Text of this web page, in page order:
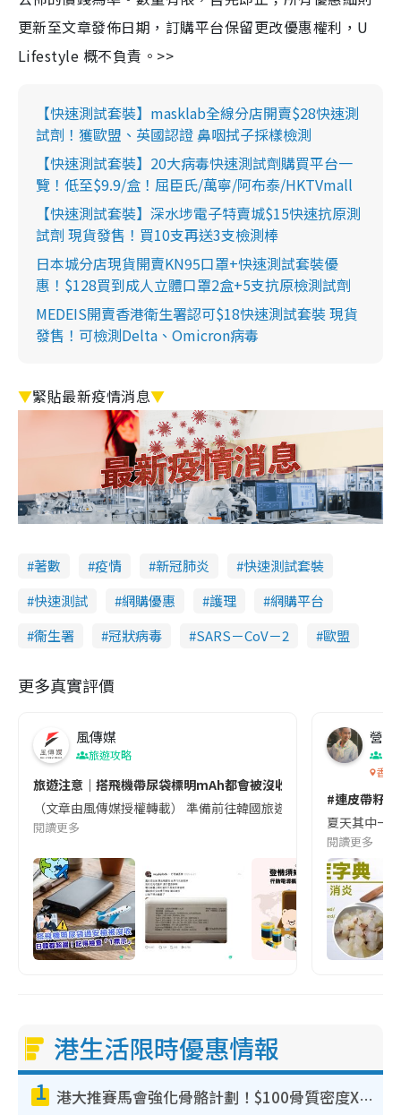
更新至文章發佈日期，訂購平台保留更改優惠權利，U
Lifestyle 概不負責。>>
【快速測試套裝】masklab全線分店開賣$28快速測
試劑！獲歐盟、英國認證 鼻咽拭子採樣檢測
【快速測試套裝】20大病毒快速測試劑購買平台一
覽！低至$9.9/盒！屈臣氏/萬寧/阿布泰/HKTVmall
【快速測試套裝】深水埗電子特賣城$15快速抗原測
試劑 現貨發售！買10支再送3支檢測棒
日本城分店現貨開賣KN95口罩+快速測試套裝優
惠！$128買到成人立體口罩2盒+5支抗原檢測試劑
MEDEIS開賣香港衛生署認可$18快速測試套裝 現貨
發售！可檢測Delta、Omicron病毒
▼緊貼最新疫情消息▼
著數 疫情 新冠肺炎
快速測試套裝
快速測試
網購優惠 護理
網購平台
衞生署
冠狀病毒 SARS－CoV－2 歐盟
更多真實評價
風傳媒
旅遊攻略
旅遊注意｜搭飛機帶尿袋標明mAh都會被沒收😱出發前切記檢查
（文章由風傳媒授權轉載） 準備前往韓國旅遊的民眾，近期要
閱讀更多
營養
香港
#連皮帶籽
夏天其中一
閱讀更多
港生活限時優惠情報
1 港大推賽馬會強化骨骼計劃！$100骨質密度X光檢查 完成免費運動訓練送超市禮券！附參加資格